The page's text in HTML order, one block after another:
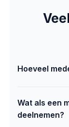
Hoeveel
te schalen. Of
activeren —
Wat als een
deelnemen?